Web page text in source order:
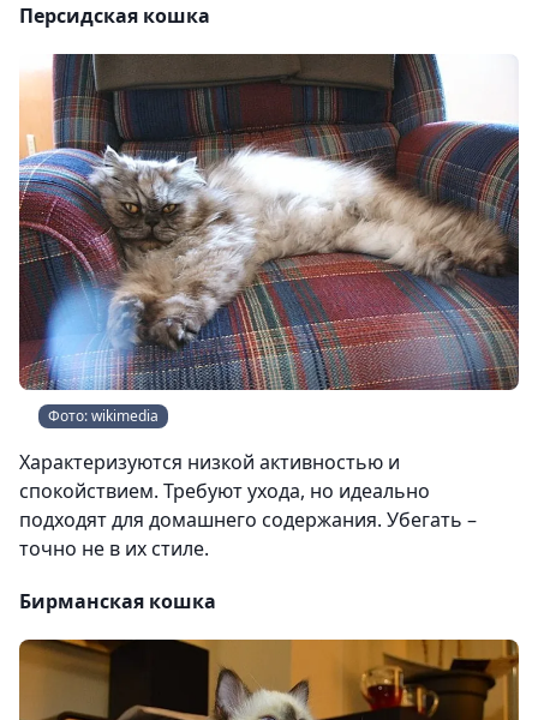
Персидская кошка
Фото: wikimedia
Характеризуются низкой активностью и
спокойствием. Требуют ухода, но идеально
подходят для домашнего содержания. Убегать –
точно не в их стиле.
Бирманская кошка